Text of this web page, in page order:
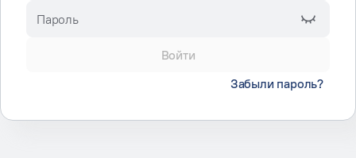
Пароль
Войти
Забыли пароль?